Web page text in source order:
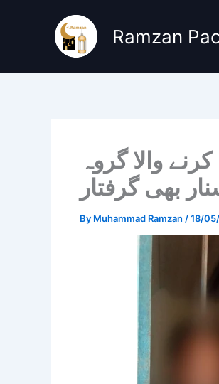
Ramzan
والا گروہ
بھی گرفتار
By Muhammad Ramzan /18/